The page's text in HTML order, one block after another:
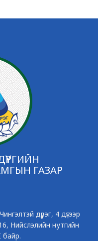
ГАЗАР
дүүрэг, 4 дүгээр
Нийслэлийн нутгийн
байр.